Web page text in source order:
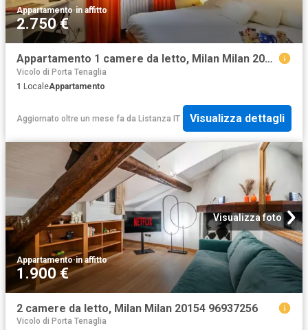
Appartamento·in affitto
2.750 €
Appartamento 1 camere da letto, Milan Milan 20124 DS96209436
Vicolo di Porta Tenaglia
1 LocaleAppartamento
Aggiornato oltre un mese fa da Listanza IT Visualizza dettagli
Visualizza foto
Appartamento·in affitto
1.900 €
2 camere da letto, Milan Milan 20154 96937256
Vicolo di Porta Tenaglia